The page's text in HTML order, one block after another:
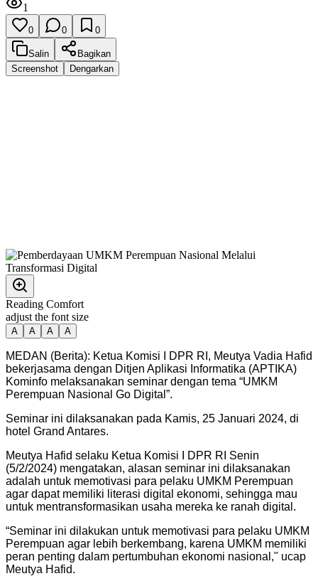
1
0 0 0
Salin
Bagikan
Screenshot
Dengarkan
Reading Comfort
adjust the font size
A A A A
MEDAN (Berita): Ketua Komisi I DPR RI, Meutya Vadia Hafid
bekerjasama dengan Ditjen Aplikasi Informatika (APTIKA)
Kominfo melaksanakan seminar dengan tema “UMKM
Perempuan Nasional Go Digital”.
Seminar ini dilaksanakan pada Kamis, 25 Januari 2024, di
hotel Grand Antares.
Meutya Hafid selaku Ketua Komisi I DPR RI Senin
(5/2/2024) mengatakan, alasan seminar ini dilaksanakan
adalah untuk memotivasi para pelaku UMKM Perempuan
agar dapat memiliki literasi digital ekonomi, sehingga mau
untuk mentransformasikan usaha mereka ke ranah digital.
“Seminar ini dilakukan untuk memotivasi para pelaku UMKM
Perempuan agar lebih berkembang, karena UMKM memiliki
peran penting dalam pertumbuhan ekonomi nasional," ucap
Meutya Hafid.